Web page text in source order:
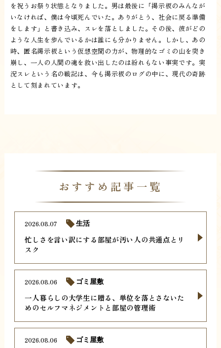
を祝うお祭り状態となりました。男は最後に「掲示板のみんなが
いなければ、僕は今頃死んでいた。ありがとう、社会に戻る準備
をします」と書き込み、スレを落としました。その後、彼がどの
ような人生を歩んでいるかは誰にも分かりません。しかし、あの
時、匿名掲示板という仮想空間の力が、物理的なゴミの山を突き
崩し、一人の人間の魂を救い出したのは紛れもない事実です。実
況スレという名の戦記は、今も掲示板のログの中に、現代の奇跡
として刻まれています。
おすすめ記事一覧
忙しさを言い訳にする部屋が汚い人の共通点とリ
スク
2026.08.07 生活
一人暮らしの大学生に贈る、単位を落とさないた
めのセルフマネジメントと部屋の管理術
2026.08.06 ゴミ屋敷
2026.08.06 ゴミ屋敷